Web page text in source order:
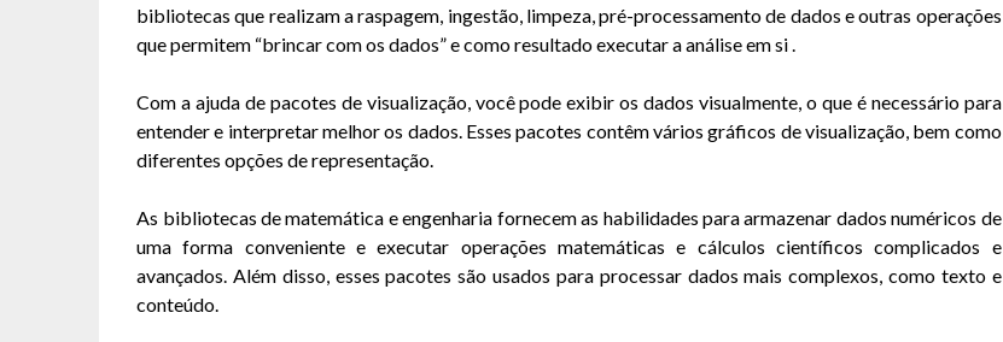
bibliotecas que realizam a raspagem, ingestão, limpeza, pré-processamento de dados e outras operações
que permitem “brincar com os dados” e como resultado executar a análise em si .
Com a ajuda de pacotes de visualização, você pode exibir os dados visualmente, o que é necessário para
entender e interpretar melhor os dados. Esses pacotes contêm vários gráficos de visualização, bem como
diferentes opções de representação.
As bibliotecas de matemática e engenharia fornecem as habilidades para armazenar dados numéricos de
uma forma conveniente e executar operações matemáticas e cálculos científicos complicados e
avançados. Além disso, esses pacotes são usados ​​para processar dados mais complexos, como texto e
conteúdo.